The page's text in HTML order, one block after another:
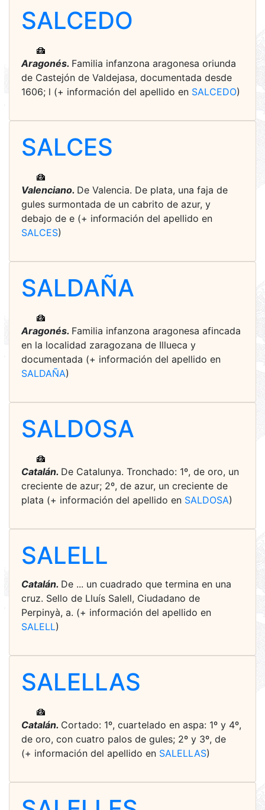
SALCEDO
Aragonés. Familia infanzona aragonesa oriunda
de Castejón de Valdejasa, documentada desde
1606; l (+ información del apellido en SALCEDO)
SALCES
Valenciano. De Valencia. De plata, una faja de
gules surmontada de un cabrito de azur, y
debajo de e (+ información del apellido en
SALCES)
SALDAÑA
Aragonés. Familia infanzona aragonesa afincada
en la localidad zaragozana de Illueca y
documentada (+ información del apellido en
SALDAÑA)
SALDOSA
Catalán. De Catalunya. Tronchado: 1º, de oro, un
creciente de azur; 2º, de azur, un creciente de
plata (+ información del apellido en SALDOSA)
SALELL
Catalán. De ... un cuadrado que termina en una
cruz. Sello de Lluís Salell, Ciudadano de
Perpinyà, a. (+ información del apellido en
SALELL)
SALELLAS
Catalán. Cortado: 1º, cuartelado en aspa: 1º y 4º,
de oro, con cuatro palos de gules; 2º y 3º, de
(+ información del apellido en SALELLAS)